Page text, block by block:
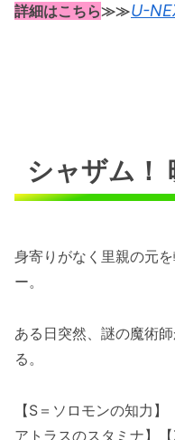
詳細はこちら≫≫U-
シャザム！
身寄りがなく里親の元
ー。
ある日突然、謎の魔術
る。
【S＝ソロモンの知力
アトラスのスタミナ】